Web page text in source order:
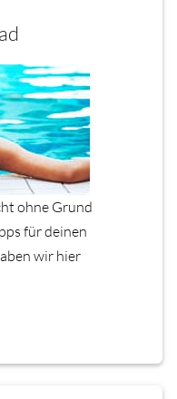
ohne Grund
für deinen
wir hier